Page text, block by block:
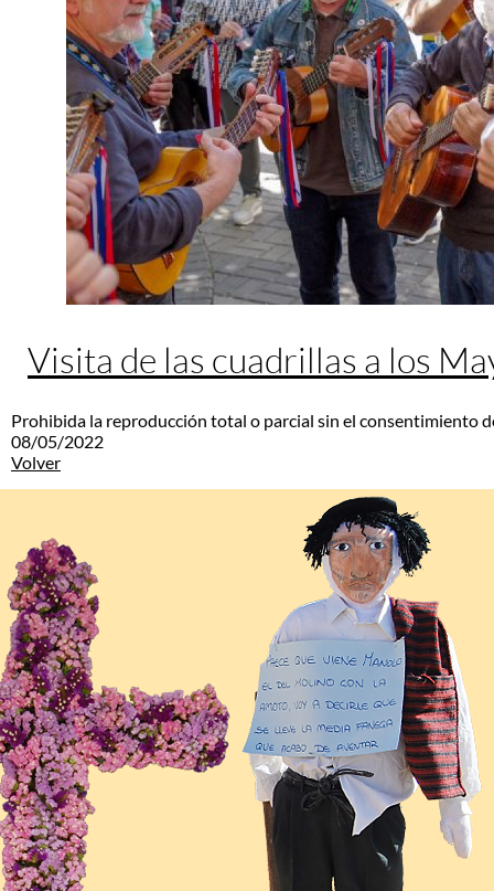
Visita de las cuadrillas a los
Prohibida la reproducción total o parcial sin el consentimiento
08/05/2022
Volver